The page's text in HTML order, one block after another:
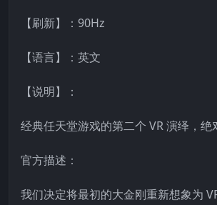
【刷新】：90Hz
【语言】：英文
【说明】：
经典任天堂游戏的第二个 VR 演绎，绝
官方描述：
我们决定将最初的大金刚重新想象为